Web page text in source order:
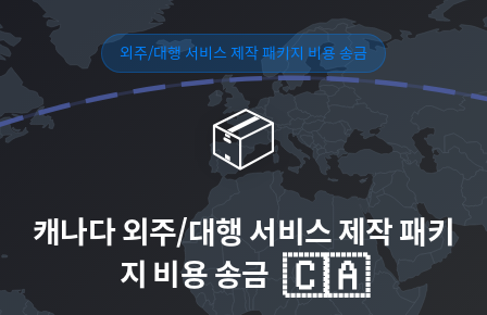
외주/대행 서비스 제작 패키지 비용 송금
📦
캐나다외주/대행 서비스 제작 패키
지 비용 송금 🇨🇦